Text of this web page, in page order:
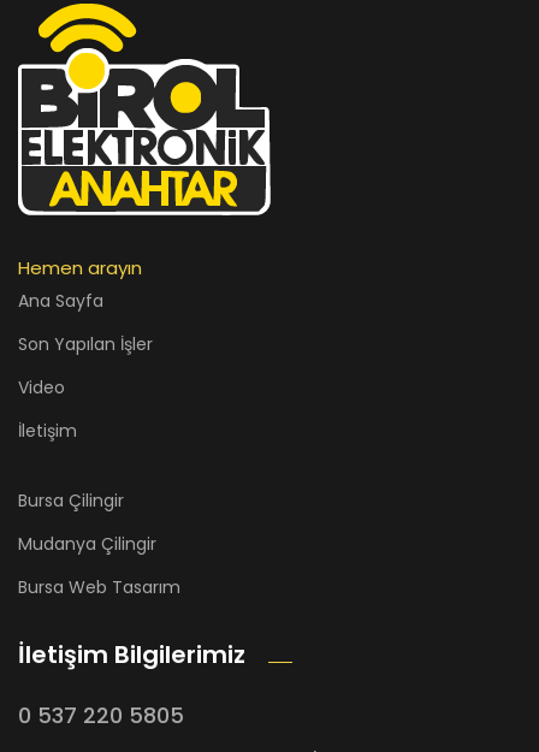
Hemen arayın
Ana Sayfa
Son Yapılan İşler
Video
İletişim
Bursa Çilingir
Mudanya Çilingir
Bursa Web Tasarım
İletişim Bilgilerimiz
0 537 220 5805